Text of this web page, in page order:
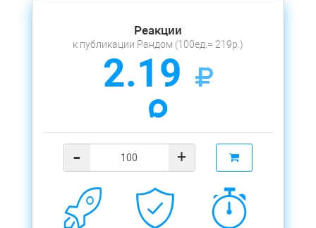
Реакции
к публикации Рандом (100ед.= 219р.)
2.19
- +